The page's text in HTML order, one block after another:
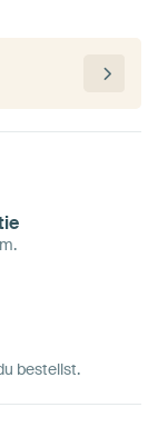
bestellst.